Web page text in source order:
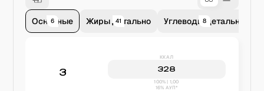
Основные
6 Жиры детально
41 Углеводы детально
8
3
ККАЛ
328
100% | 1,00
16% АУП*